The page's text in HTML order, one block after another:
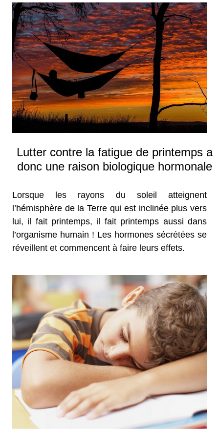
Lutter contre la fatigue de printemps a
donc une raison biologique hormonale
Lorsque les rayons du soleil atteignent
l’hémisphère de la Terre qui est inclinée plus vers
lui, il fait printemps, il fait printemps aussi dans
l’organisme humain ! Les hormones sécrétées se
réveillent et commencent à faire leurs effets.